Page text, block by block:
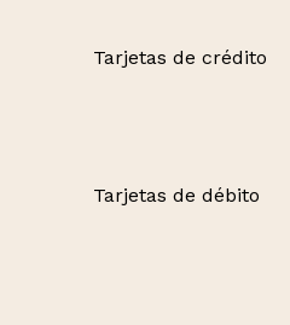
Tarjetas de crédito
Tarjetas de débito